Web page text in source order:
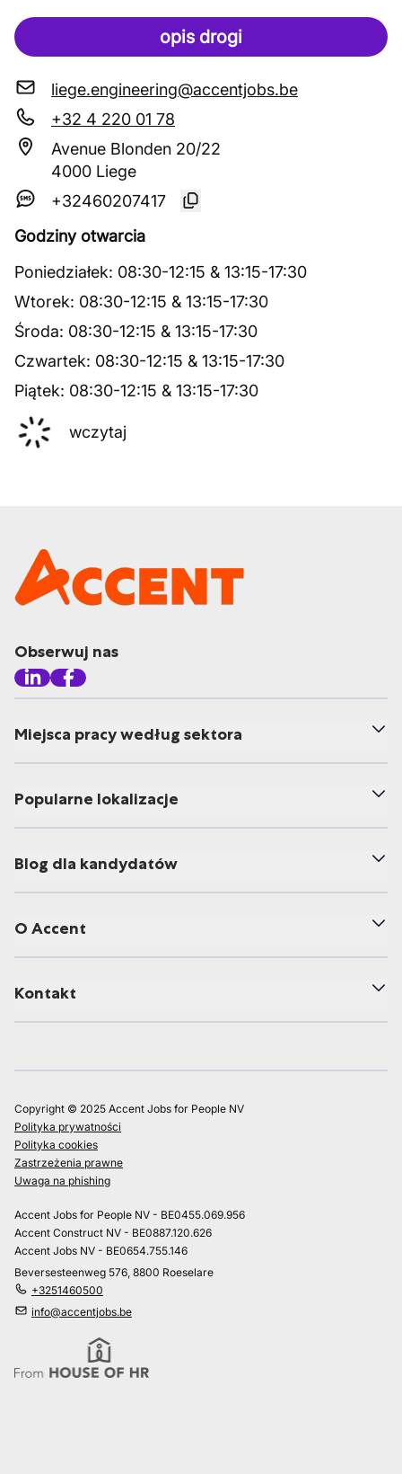
opis drogi
liege.engineering@accentjobs.be
+32 4 220 01 78
Avenue Blonden 20/22
4000 Liege
+32460207417
Godziny otwarcia
Poniedziałek: 08:30-12:15 & 13:15-17:30
Wtorek: 08:30-12:15 & 13:15-17:30
Środa: 08:30-12:15 & 13:15-17:30
Czwartek: 08:30-12:15 & 13:15-17:30
Piątek: 08:30-12:15 & 13:15-17:30
wczytaj
Obserwuj nas
Miejsca pracy według sektora
Popularne lokalizacje
Blog dla kandydatów
O Accent
Kontakt
Copyright © 2025 Accent Jobs for People NV
Polityka prywatności
Polityka cookies
Zastrzeżenia prawne
Uwaga na phishing
Accent Jobs for People NV - BE0455.069.956
Accent Construct NV - BE0887.120.626
Accent Jobs NV - BE0654.755.146
Beversesteenweg 576, 8800 Roeselare
+3251460500
info@accentjobs.be